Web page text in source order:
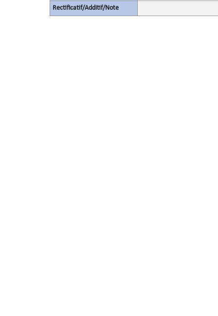
Rectificatif/Additif/Note